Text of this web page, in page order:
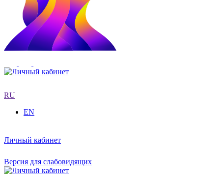
RU
EN
Личный кабинет
Версия для слабовидящих